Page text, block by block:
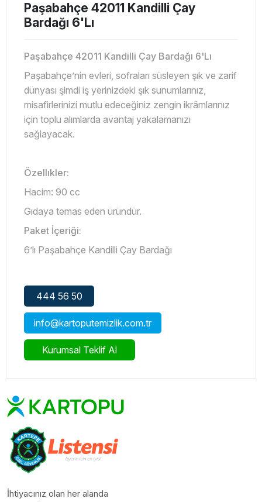
Paşabahçe 42011 Kandilli Çay
Bardağı 6'Lı
Paşabahçe 42011 Kandilli Çay Bardağı 6'Lı
Paşabahçe’nin evleri, sofraları süsleyen şık ve zarif
dünyası şimdi iş yerinizdeki şık sunumlarınız,
misafirlerinizi mutlu edeceğiniz zengin ikrâmlarınız
için toplu alımlarda avantaj yakalamanızı
sağlayacak.
Özellıkler:
Hacim: 90 cc
Gıdaya temas eden üründür.
Paket İçeriği:
6’lı Paşabahçe Kandilli Çay Bardağı
444 56 50
info@kartoputemizlik.com.tr
Kurumsal Teklif Al
İhtiyacınız olan her alanda